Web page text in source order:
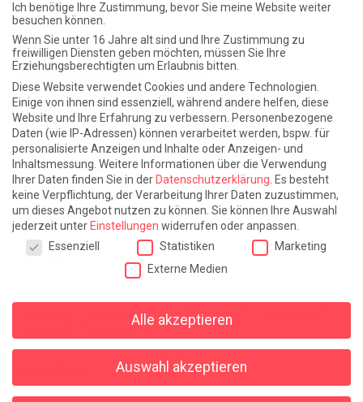
Weite Reisen
Atlantische Turbulenzen DIE ELF
Die Zeit der Ringelblumen ist vorbei Europa im Kopf
Fast am Ziel Frühling in Florenz In der Blase
Leben lernen / Ein Versuch Trinken. Träumen. Trösten.
Triple-Edinburgher mit Ketchup WACHS!
Winterreise (mit Sommern)
Alles sonst
Denkabfall Gereimtes und Ungereimtes Geschichte
Ich benötige Ihre Zustimmung, bevor Sie meine Website weiter
besuchen können.
Wenn Sie unter 16 Jahre alt sind und Ihre Zustimmung zu
freiwilligen Diensten geben möchten, müssen Sie Ihre
Erziehungsberechtigten um Erlaubnis bitten.
Diese Website verwendet Cookies und andere Technologien.
Einige von ihnen sind essenziell, während andere helfen, diese
Website und Ihre Erfahrung zu verbessern. Personenbezogene
Daten (wie IP-Adressen) können verarbeitet werden, bspw. für
personalisierte Anzeigen und Inhalte oder Anzeigen- und
Inhaltsmessung. Weitere Informationen über die Verwendung
Ihrer Daten finden Sie in der Datenschutzerklärung Es besteht
keine Verpflichtung, der Verarbeitung Ihrer Daten zuzustimmen,
um dieses Angebot nutzen zu können. Sie können Ihre Auswahl
jederzeit unter Einstellungen widerrufen oder anpassen.
Datenschutzeinstellungen
Essenziell Statistiken
Marketing
Externe Medien
Alle akzeptieren
Auswahl akzeptieren